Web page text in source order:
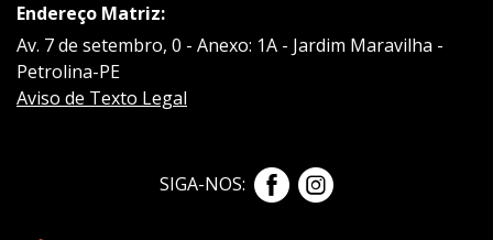
Endereço Matriz:
Av. 7 de setembro, 0 - Anexo: 1A - Jardim Maravilha -
Petrolina-PE
Aviso de Texto Legal
SIGA-NOS: